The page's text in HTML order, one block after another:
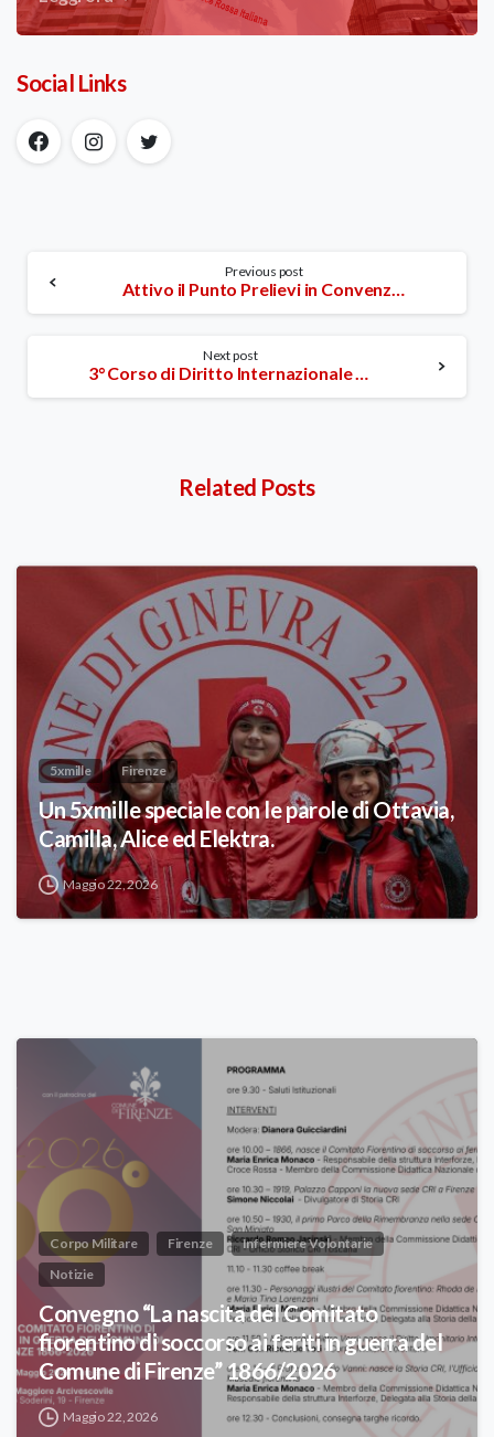
Social Links
Reading
Previous post
Attivo il Punto Prelievi in Convenzione con la ASL
Next post
3° Corso di Diritto Internazionale Umanitario
Related Posts
5xmille Firenze
Un 5xmille speciale con le parole di Ottavia,
Camilla, Alice ed Elektra.
Maggio 22, 2026
Corpo Militare Firenze
Infermiere Volontarie
Notizie
Convegno “La nascita del Comitato
fiorentino di soccorso ai feriti in guerra del
Comune di Firenze” 1866/2026
Maggio 22, 2026